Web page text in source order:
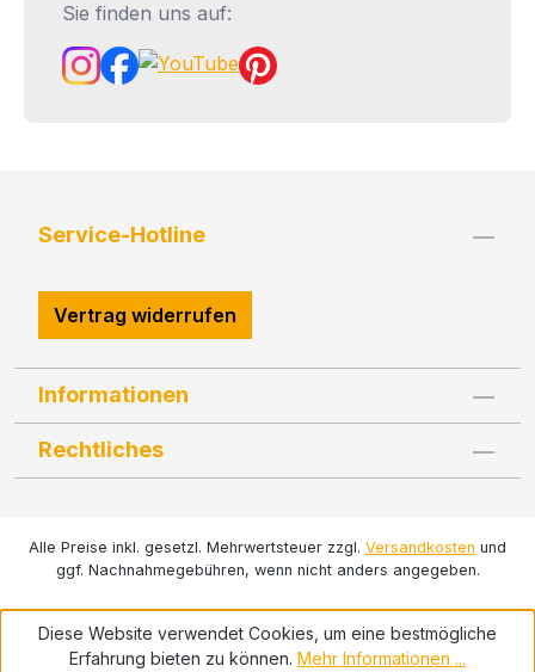
Sie finden uns auf:
Service-Hotline
Vertrag widerrufen
Informationen
Rechtliches
Alle Preise inkl. gesetzl. Mehrwertsteuer zzgl. Versandkosten und
ggf. Nachnahmegebühren, wenn nicht anders angegeben.
Diese Website verwendet Cookies, um eine bestmögliche
Erfahrung bieten zu können. Mehr Informationen ...